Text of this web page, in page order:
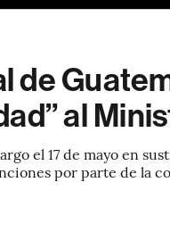
de
al
el 17 de mayo en
por parte de la